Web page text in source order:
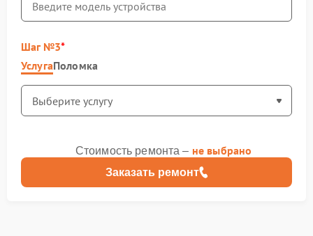
Шаг №3
УслугаПоломка
Заказать ремонт
Стоимость ремонта – не выбрано